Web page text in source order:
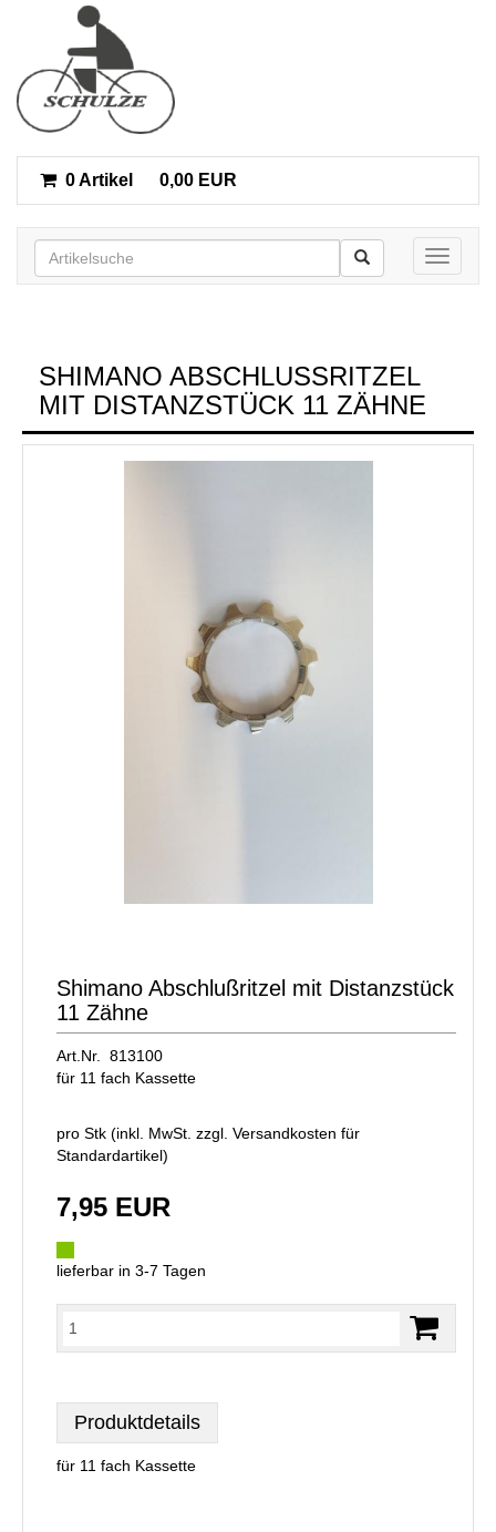
0 Artikel 0,00 EUR
Toggle
SHIMANO ABSCHLUSSRITZEL M
IT DISTANZSTÜCK 11 ZÄHNE
Shimano Abschlußritzel mit Distanzstück
11 Zähne
Art.Nr. 813100
für 11 fach Kassette
pro Stk (inkl. MwSt. zzgl. Versandkosten für
Standardartikel)
7,95 EUR
lieferbar in 3-7 Tagen
Produktdetails
für 11 fach Kassette